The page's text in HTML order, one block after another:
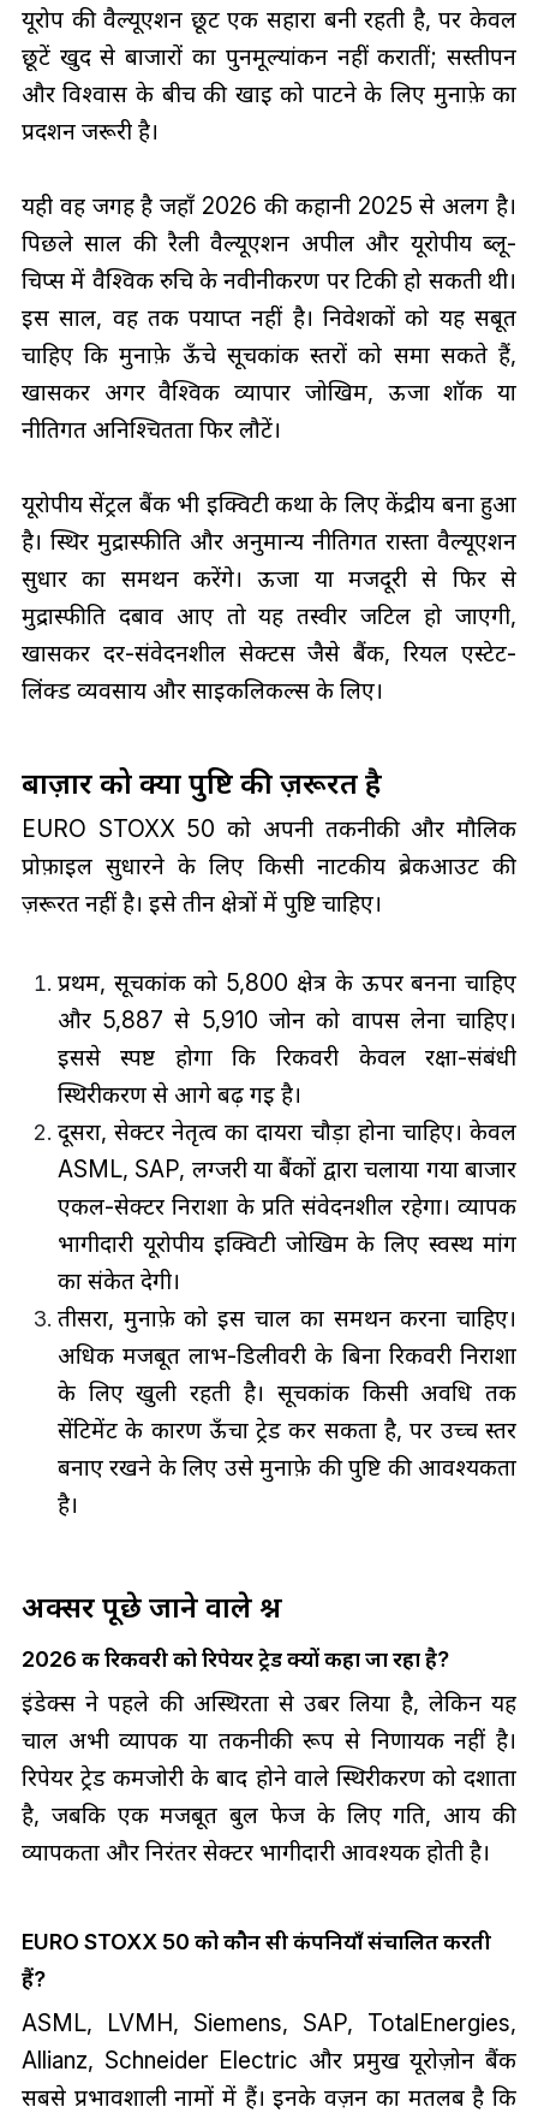
यूरोप की वैल्यूएशन छूट एक सहारा बनी रहती है, पर केवल
छूटें खुद से बाजारों का पुनर्मूल्यांकन नहीं करातीं; सस्तीपन
और विश्वास के बीच की खाई को पाटने के लिए मुनाफ़े का
प्रदर्शन जरूरी है।
यही वह जगह है जहाँ 2026 की कहानी 2025 से अलग है।
पिछले साल की रैली वैल्यूएशन अपील और यूरोपीय ब्लू-
चिप्स में वैश्विक रुचि के नवीनीकरण पर टिकी हो सकती थी।
इस साल, वह तर्क पर्याप्त नहीं है। निवेशकों को यह सबूत
चाहिए कि मुनाफ़े ऊँचे सूचकांक स्तरों को समा सकते हैं,
खासकर अगर वैश्विक व्यापार जोखिम, ऊर्जा शॉक या
नीतिगत अनिश्चितता फिर लौटें।
यूरोपीय सेंट्रल बैंक भी इक्विटी कथा के लिए केंद्रीय बना हुआ
है। स्थिर मुद्रास्फीति और अनुमान्य नीतिगत रास्ता वैल्यूएशन
सुधार का समर्थन करेंगे। ऊर्जा या मजदूरी से फिर से
मुद्रास्फीति दबाव आए तो यह तस्वीर जटिल हो जाएगी,
खासकर दर-संवेदनशील सेक्टर्स जैसे बैंक, रियल एस्टेट-
लिंक्ड व्यवसाय और साइकलिकल्स के लिए।
बाज़ार को क्या पुष्टि की ज़रूरत है
EURO STOXX 50 को अपनी तकनीकी और मौलिक
प्रोफ़ाइल सुधारने के लिए किसी नाटकीय ब्रेकआउट की
ज़रूरत नहीं है। इसे तीन क्षेत्रों में पुष्टि चाहिए।
प्रथम, सूचकांक को 5,800 क्षेत्र के ऊपर बनना चाहिए
और 5,887 से 5,910 जोन को वापस लेना चाहिए।
इससे स्पष्ट होगा कि रिकवरी केवल रक्षा-संबंधी
स्थिरीकरण से आगे बढ़ गई है।
दूसरा, सेक्टर नेतृत्व का दायरा चौड़ा होना चाहिए। केवल
ASML, SAP, लग्जरी या बैंकों द्वारा चलाया गया बाजार
एकल-सेक्टर निराशा के प्रति संवेदनशील रहेगा। व्यापक
भागीदारी यूरोपीय इक्विटी जोखिम के लिए स्वस्थ मांग
का संकेत देगी।
तीसरा, मुनाफ़े को इस चाल का समर्थन करना चाहिए।
अधिक मजबूत लाभ-डिलीवरी के बिना रिकवरी निराशा
के लिए खुली रहती है। सूचकांक किसी अवधि तक
सेंटिमेंट के कारण ऊँचा ट्रेड कर सकता है, पर उच्च स्तर
बनाए रखने के लिए उसे मुनाफ़े की पुष्टि की आवश्यकता
है।
अक्सर पूछे जाने वाले प्रश्न
2026 की रिकवरी को रिपेयर ट्रेड क्यों कहा जा रहा है?
इंडेक्स ने पहले की अस्थिरता से उबर लिया है, लेकिन यह
चाल अभी व्यापक या तकनीकी रूप से निर्णायक नहीं है।
रिपेयर ट्रेड कमजोरी के बाद होने वाले स्थिरीकरण को दर्शाता
है, जबकि एक मजबूत बुल फेज के लिए गति, आय की
व्यापकता और निरंतर सेक्टर भागीदारी आवश्यक होती है।
EURO STOXX 50 को कौन सी कंपनियाँ संचालित करती
हैं?
ASML, LVMH, Siemens, SAP, TotalEnergies,
Allianz, Schneider Electric और प्रमुख यूरोज़ोन बैंक
सबसे प्रभावशाली नामों में हैं। इनके वज़न का मतलब है कि